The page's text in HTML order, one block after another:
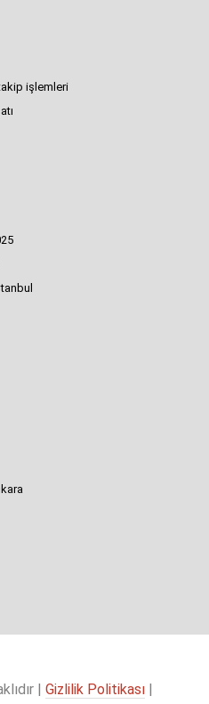
işlemleri
| Gizlilik Politikası